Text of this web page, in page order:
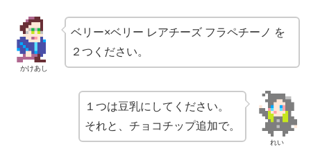
かけあし
ベリー×ベリー レアチーズ フラペチーノ を
２つください。
れい
１つは豆乳にしてください。
それと、チョコチップ追加で。